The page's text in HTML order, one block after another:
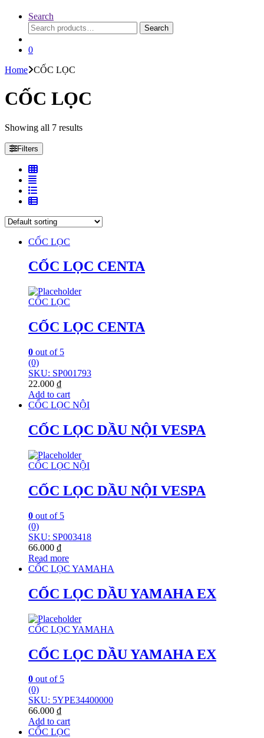
Search
Search
for:
Search
0
Home CỐC LỌC
CỐC LỌC
Showing all 7 results
Filters
CỐC LỌC
CỐC LỌC CENTA
CỐC LỌC
CỐC LỌC CENTA
0 out of 5
(0)
SKU: SP001793
22.000 ₫
Add to cart
CỐC LỌC NỘI
CỐC LỌC DẦU NỘI VESPA
CỐC LỌC NỘI
CỐC LỌC DẦU NỘI VESPA
0 out of 5
(0)
SKU: SP003418
66.000 ₫
Read more
CỐC LỌC YAMAHA
CỐC LỌC DẦU YAMAHA EX
CỐC LỌC YAMAHA
CỐC LỌC DẦU YAMAHA EX
0 out of 5
(0)
SKU: 5YPE34400000
66.000 ₫
Add to cart
CỐC LỌC